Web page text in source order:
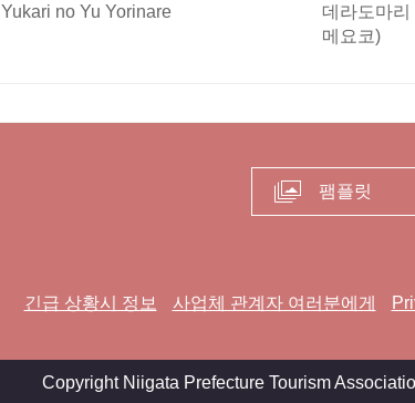
Yukari no Yu Yorinare
데라도마리
메요코)
팸플릿
긴급 상황시 정보 사업체 관계자 여러분에게
Copyright Niigata Prefecture Tourism